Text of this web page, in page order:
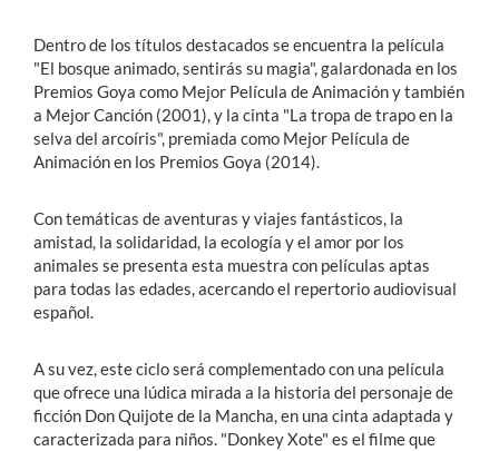
Dentro de los títulos destacados se encuentra la película
"El bosque animado, sentirás su magia", galardonada en los
Premios Goya como Mejor Película de Animación y también
a Mejor Canción (2001), y la cinta "La tropa de trapo en la
selva del arcoíris", premiada como Mejor Película de
Animación en los Premios Goya (2014).
Con temáticas de aventuras y viajes fantásticos, la
amistad, la solidaridad, la ecología y el amor por los
animales se presenta esta muestra con películas aptas
para todas las edades, acercando el repertorio audiovisual
español.
A su vez, este ciclo será complementado con una película
que ofrece una lúdica mirada a la historia del personaje de
ficción Don Quijote de la Mancha, en una cinta adaptada y
caracterizada para niños. "Donkey Xote" es el filme que